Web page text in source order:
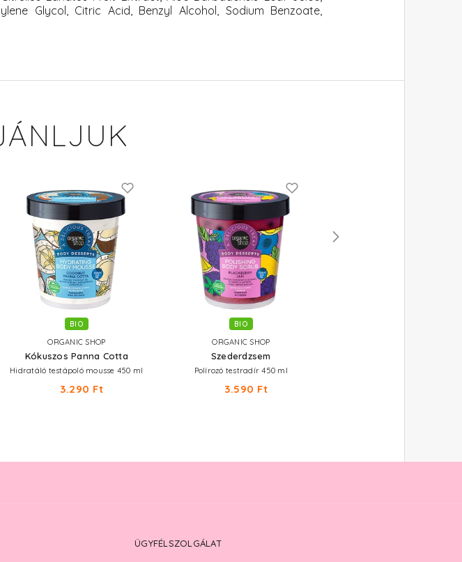
Glycol, Citric Acid, Benzyl Alcohol, Sodium Benzoate,
BIO
ORGANIC SHOP
Kókuszos Panna Cotta
Hidratáló testápoló mousse 450 ml
3.290 Ft
BIO
ORGANIC SHOP
Szederdzsem
Polírozó testradír 450 ml
3.590 Ft
ÜGYFÉLSZOLGÁLAT